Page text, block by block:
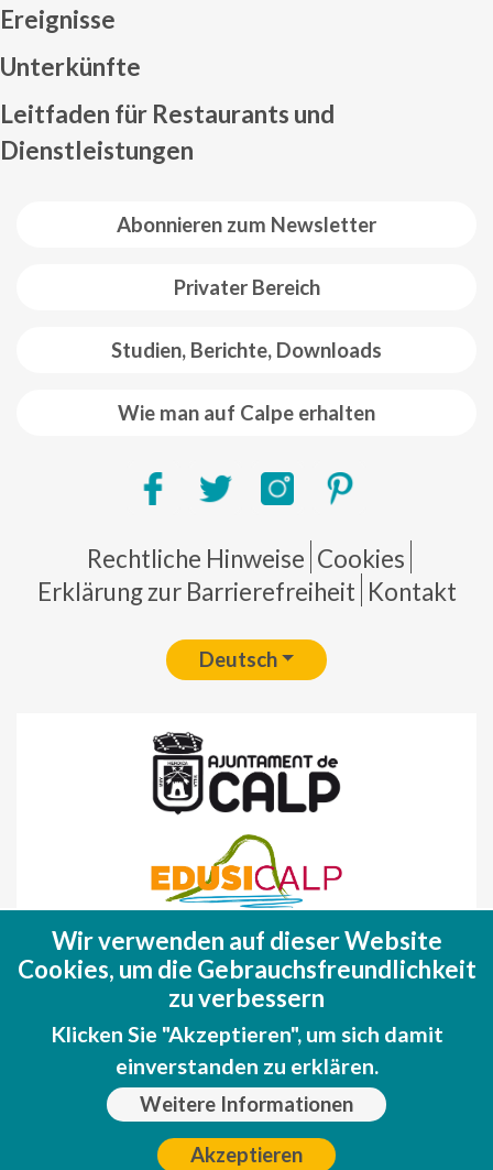
Abonnieren zum Newsletter
Privater Bereich
Studien, Berichte, Downloads
Wie man auf Calpe erhalten
Ereignisse
Unterkünfte
Leitfaden für Restaurants und
Dienstleistungen
Pie de página
Rechtliche Hinweise Cookies
Erklärung zur Barrierefreiheit Kontakt
Deutsch
Fondo Europeo de Desarrollo Regional
(FEDER)
Una manera de hacer EUROPA
Wir verwenden auf dieser Website
Cookies, um die Gebrauchsfreundlichkeit
zu verbessern
Klicken Sie "Akzeptieren", um sich damit
einverstanden zu erklären.
Weitere Informationen
Akzeptieren